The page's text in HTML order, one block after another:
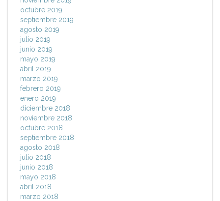
octubre 2019
septiembre 2019
agosto 2019
julio 2019
junio 2019
mayo 2019
abril 2019
marzo 2019
febrero 2019
enero 2019
diciembre 2018
noviembre 2018
octubre 2018
septiembre 2018
agosto 2018
julio 2018
junio 2018
mayo 2018
abril 2018
marzo 2018